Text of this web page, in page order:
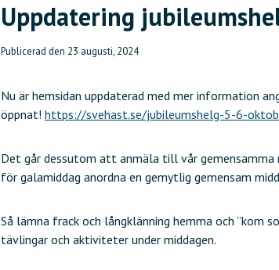
Uppdatering
Publicerad den 23 augusti, 2024
Nu är hemsidan uppdaterad med mer information
öppnat! https://svehast.se/jubileumshelg-5-6-
Det går dessutom att anmäla till vår
för galamiddag anordna en gemytlig gemensam
Så lämna frack och långklänning hemma och ”kom
tävlingar och aktiviteter under middagen.